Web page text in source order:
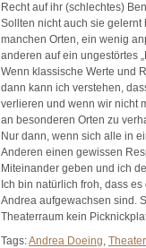
Recht auf ihr (schlechtes)
Sollten nicht auch sie gelernt
manchen Orten, ein wenig
anderen auf ein ungestörtes
Wenn klassische Werte und
dann kann ich verstehen,
verlieren und wenn wir nicht
an besonderen Orten zu
Nur dann, wenn sich alle in
Anderen einen gewissen
Miteinander geben und ich
Ich bin natürlich froh, dass
Andrea aufgewachsen sind.
Theaterraum kein
Tags:Andrea Doeing,